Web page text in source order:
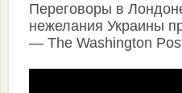
Переговоры в
нежелания Украины
— The Washington